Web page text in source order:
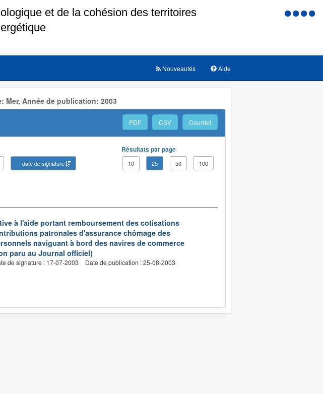
Menu
Aide
Nouveautés
Mer, Année de publication: 2003
PDF CSV Courriel
date de signature
Résultats par page
10 25 50 100
à l'aide portant remboursement des cotisations
patronales d'assurance chômage des
naviguant à bord des navires de commerce
paru au Journal officiel)
de signature : 17-07-2003 Date de publication : 25-08-2003